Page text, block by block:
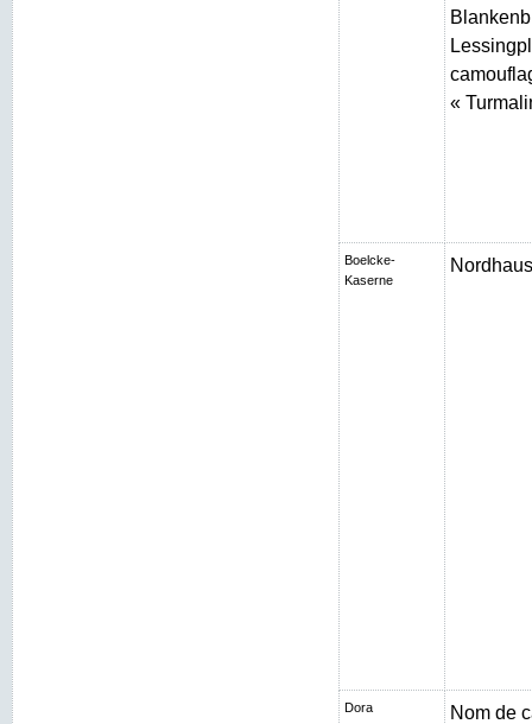
«
Boelcke-
Kaserne
Dora
Nom de